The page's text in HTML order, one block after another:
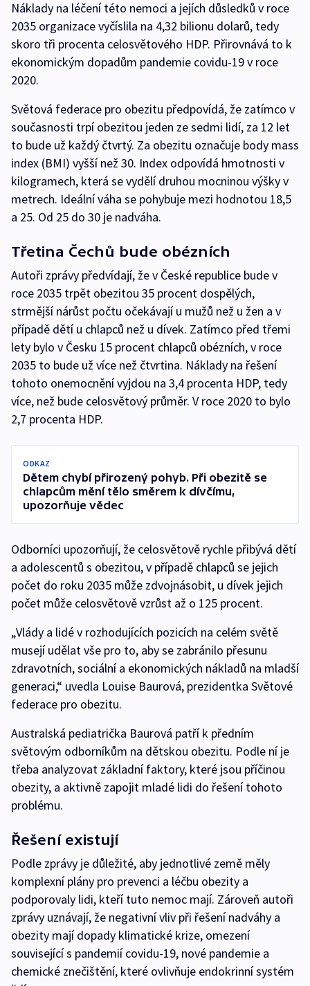
Náklady na léčení této nemoci a jejích důsledků v roce
2035 organizace vyčíslila na 4,32 bilionu dolarů, tedy
skoro tři procenta celosvětového HDP. Přirovnává to k
ekonomickým dopadům pandemie covidu-19 v roce
2020.
Světová federace pro obezitu předpovídá, že zatímco v
současnosti trpí obezitou jeden ze sedmi lidí, za 12 let
to bude už každý čtvrtý. Za obezitu označuje body mass
index (BMI) vyšší než 30. Index odpovídá hmotnosti v
kilogramech, která se vydělí druhou mocninou výšky v
metrech. Ideální váha se pohybuje mezi hodnotou 18,5
a 25. Od 25 do 30 je nadváha.
Třetina Čechů bude obézních
Autoři zprávy předvídají, že v České republice bude v
roce 2035 trpět obezitou 35 procent dospělých,
strmější nárůst počtu očekávají u mužů než u žen a v
případě dětí u chlapců než u dívek. Zatímco před třemi
lety bylo v Česku 15 procent chlapců obézních, v roce
2035 to bude už více než čtvrtina. Náklady na řešení
tohoto onemocnění vyjdou na 3,4 procenta HDP, tedy
více, než bude celosvětový průměr. V roce 2020 to bylo
2,7 procenta HDP.
ODKAZ
Dětem chybí přirozený pohyb. Při obezitě se
chlapcům mění tělo směrem k dívčímu,
upozorňuje vědec
Odborníci upozorňují, že celosvětově rychle přibývá dětí
a adolescentů s obezitou, v případě chlapců se jejich
počet do roku 2035 může zdvojnásobit, u dívek jejich
počet může celosvětově vzrůst až o 125 procent.
„Vlády a lidé v rozhodujících pozicích na celém světě
musejí udělat vše pro to, aby se zabránilo přesunu
zdravotních, sociální a ekonomických nákladů na mladší
generaci,“ uvedla Louise Baurová, prezidentka Světové
federace pro obezitu.
Australská pediatrička Baurová patří k předním
světovým odborníkům na dětskou obezitu. Podle ní je
třeba analyzovat základní faktory, které jsou příčinou
obezity, a aktivně zapojit mladé lidi do řešení tohoto
problému.
Řešení existují
Podle zprávy je důležité, aby jednotlivé země měly
komplexní plány pro prevenci a léčbu obezity a
podporovaly lidi, kteří tuto nemoc mají. Zároveň autoři
zprávy uznávají, že negativní vliv při řešení nadváhy a
obezity mají dopady klimatické krize, omezení
související s pandemií covidu-19, nové pandemie a
chemické znečištění, které ovlivňuje endokrinní systém